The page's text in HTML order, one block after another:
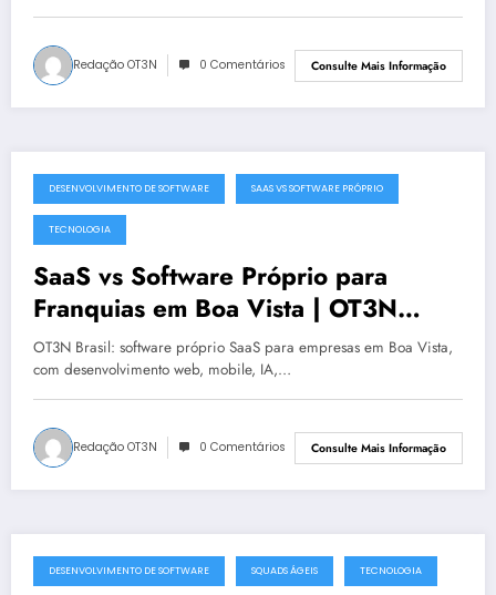
Redação OT3N 0 Comentários Consulte Mais Informação
julho 19, 2025
DESENVOLVIMENTO DE SOFTWARE SAAS VS SOFTWARE PRÓPRIO
TECNOLOGIA
SaaS vs Software Próprio para
Franquias em Boa Vista | OT3N
Brasil – Guia 1481
OT3N Brasil: software próprio SaaS para empresas em Boa Vista,
com desenvolvimento web, mobile, IA,…
Redação OT3N 0 Comentários Consulte Mais Informação
julho 19, 2025
DESENVOLVIMENTO DE SOFTWARE SQUADS ÁGEIS TECNOLOGIA